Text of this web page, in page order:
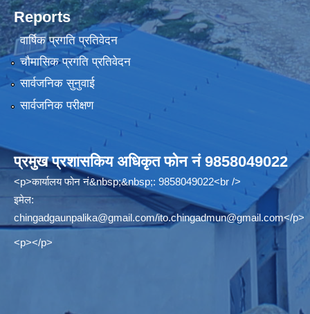
Reports
वार्षिक प्रगति प्रतिवेदन
चौमासिक प्रगति प्रतिवेदन
सार्वजनिक सुनुवाई
सार्वजनिक परीक्षण
प्रमुख प्रशासकिय अधिकृत फोन नं 9858049022
<p>कार्यालय फोन नं&nbsp;&nbsp;: 9858049022<br />
इमेल:
chingadgaunpalika@gmail.com/ito.chingadmun@gmail.com</p>
<p></p>